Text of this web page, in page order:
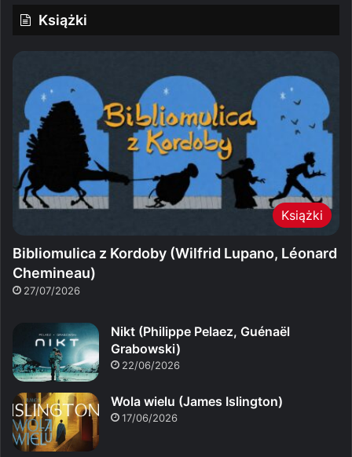
Książki
Książki
Bibliomulica z Kordoby (Wilfrid Lupano, Léonard
Chemineau)
27/07/2026
Nikt (Philippe Pelaez, Guénaël
Grabowski)
22/06/2026
Wola wielu (James Islington)
17/06/2026